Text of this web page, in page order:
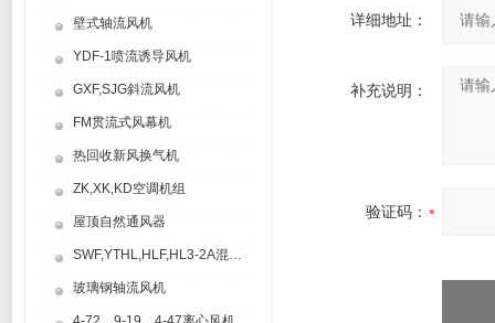
壁式轴流风机
YDF-1喷流诱导风机
GXF,SJG斜流风机
FM贯流式风幕机
热回收新风换气机
ZK,XK,KD空调机组
屋顶自然通风器
SWF,YTHL,HLF,HL3-2A混流风机
玻璃钢轴流风机
详细地址：
补充说明：
验证码：